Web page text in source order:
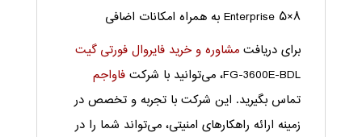
۸×۵ Enterprise به همراه امکانات اضافی
برای دریافتمشاوره و خرید فایروال فورتی گیت
FG-3600E-BDL، می‌توانید با شرکت
فاواجم
تماس بگیرید. این شرکت با تجربه و تخصص در
زمینه ارائه راهکارهای امنیتی، می‌تواند شما را در